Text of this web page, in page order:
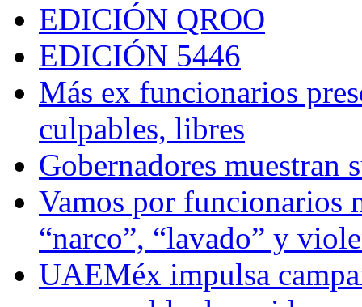
EDICIÓN QROO
EDICIÓN 5446
Más ex funcionarios
culpables, libres
Gobernadores muestran
Vamos por funcionarios
“narco”, “lavado” y
UAEMéx impulsa